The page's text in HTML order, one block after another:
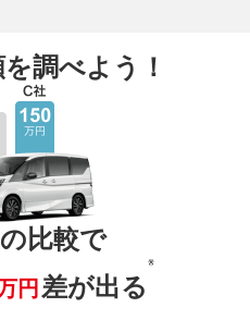
調べよう！
比較で
円 差が出る
※